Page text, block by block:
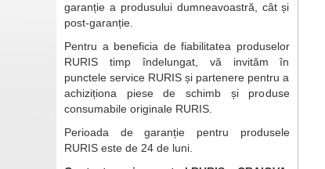
garanție a produsului dumneavoastră, cât și
post-garanție.
Pentru a beneficia de fiabilitatea produselor
RURIS timp îndelungat, vă invităm în
punctele service RURIS și partenere pentru a
achiziționa piese de schimb și produse
consumabile originale RURIS.
Perioada de garanție pentru produsele
RURIS este de 24 de luni.